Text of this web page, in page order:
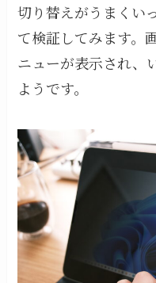
切り替えがうまくい
て検証してみます。
ニューが表示され、
ようです。